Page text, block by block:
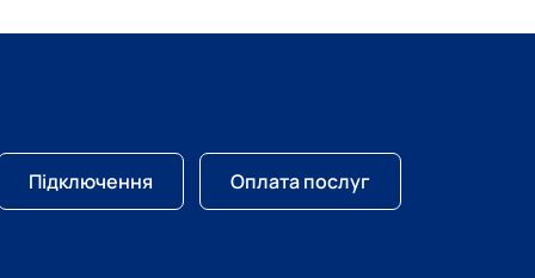
Підключення Оплата послуг